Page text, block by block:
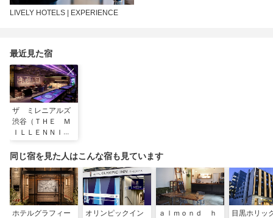
LIVELY HOTELS | EXPERIENCE
最近見た宿
ザ ミレニアルズ
渋谷（ＴＨＥ Ｍ
ＩＬＬＥＮＮＩＡ
同じ宿を見た人はこんな宿も見ています
ホテルグラフィー
オリンピックイン
ａｌｍｏｎｄ ｈ
目黒ホリッ